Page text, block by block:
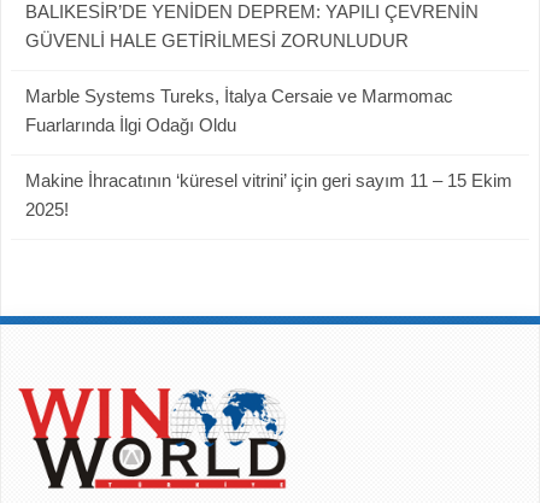
BALIKESİR’DE YENİDEN DEPREM: YAPILI ÇEVRENİN
GÜVENLİ HALE GETİRİLMESİ ZORUNLUDUR
Marble Systems Tureks, İtalya Cersaie ve Marmomac
Fuarlarında İlgi Odağı Oldu
Makine İhracatının ‘küresel vitrini’ için geri sayım 11 – 15 Ekim
2025!